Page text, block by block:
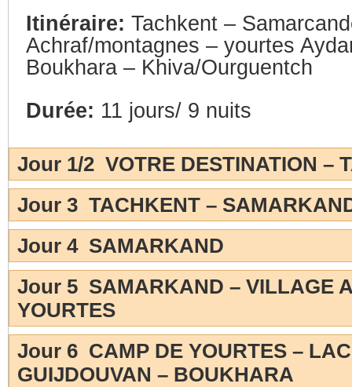
Itinéraire:Tachkent –
Achraf/montagnes – yourtes
Boukhara – Khiva/Ourguentch
Durée: 11 jours/ 9 nuits
Jour 1/2 VOTRE DESTINATION –
Jour 3 TACHKENT –
Jour 4 SAMARKAND
Jour 5 SAMARKAND – VILLAGE
YOURTES
Jour 6 CAMP DE YOURTES –
GUIJDOUVAN – BOUKHARA